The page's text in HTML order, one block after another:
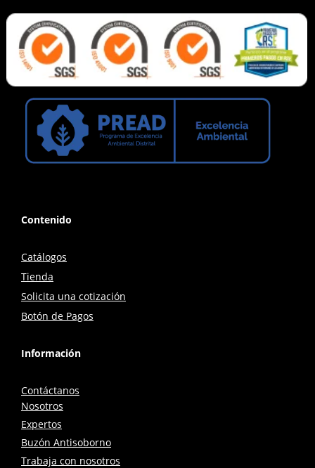
Contenido
Catálogos
Tienda
Solicita una cotización
Botón de Pagos
Información
Contáctanos
Nosotros
Expertos
Buzón Antisoborno
Trabaja con nosotros